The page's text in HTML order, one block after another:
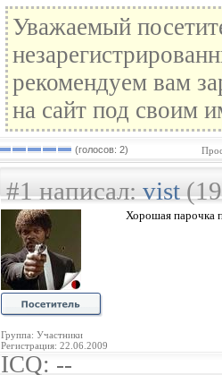
Уважаемый
рекомендуем вам
на сайт под своим
(голосов: 2)
#1 написал:vist(19
Группа: Участники
Регистрация: 22.06.2009
Хорошая парочка
ICQ: --